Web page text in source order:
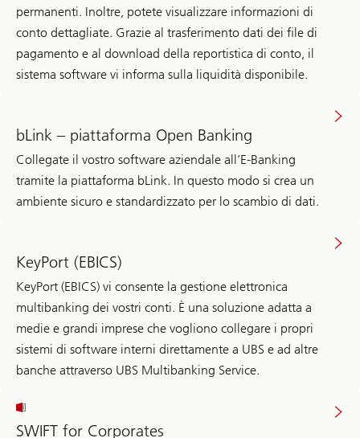
permanenti. Inoltre, potete visualizzare informazioni di
conto dettagliate. Grazie al trasferimento dati dei file di
pagamento e al download della reportistica di conto, il
sistema software vi informa sulla liquidità disponibile.
bLink – piattaforma Open Banking
Collegate il vostro software aziendale all’E-Banking
tramite la piattaforma bLink. In questo modo si crea un
ambiente sicuro e standardizzato per lo scambio di dati.
KeyPort (EBICS)
KeyPort (EBICS) vi consente la gestione elettronica
multibanking dei vostri conti. È una soluzione adatta a
medie e grandi imprese che vogliono collegare i propri
sistemi di software interni direttamente a UBS e ad altre
banche attraverso UBS Multibanking Service.
SWIFT for Corporates